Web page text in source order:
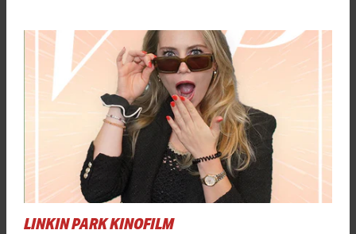
LINKIN PARK KINOFILM